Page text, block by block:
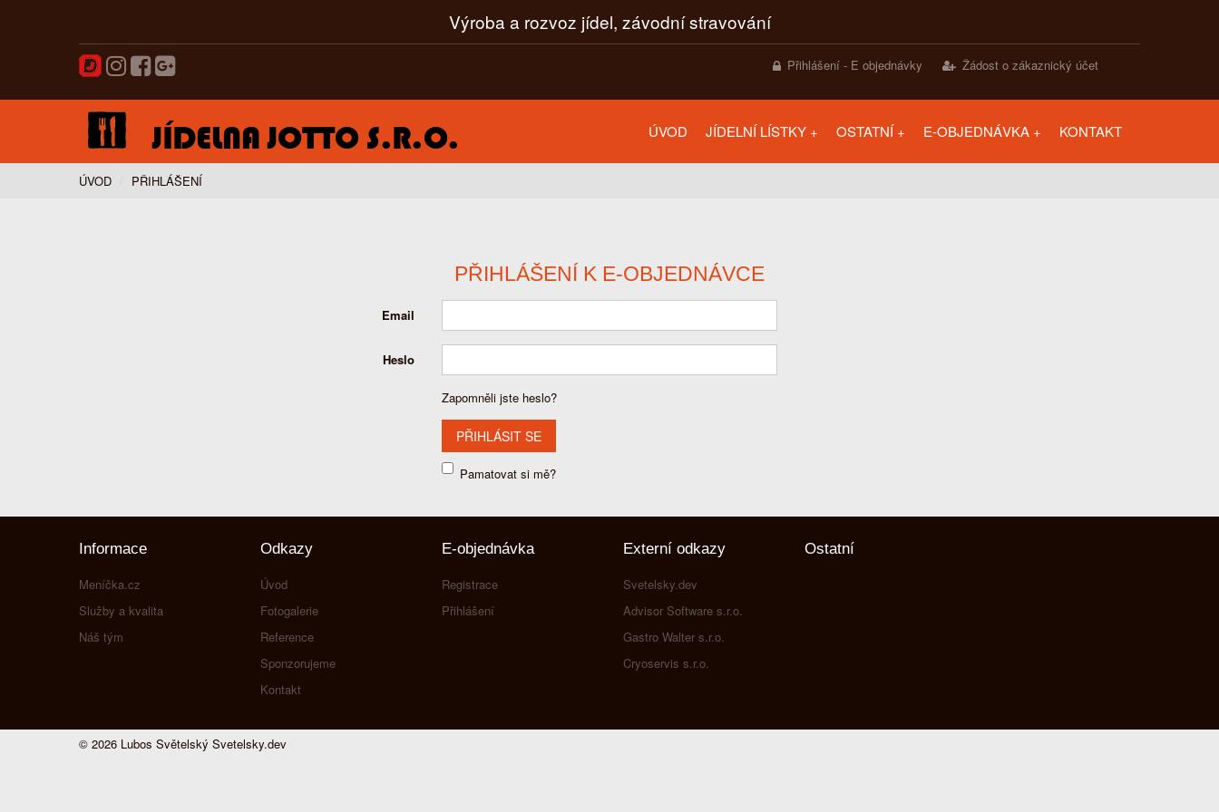
Výroba a rozvoz jídel, závodní stravování
Přihlášení - E objednávky Žádost o zákaznický účet
ÚVOD JÍDELNÍ LÍSTKY OSTATNÍ E-OBJEDNÁVKA KONTAKT
ÚVOD PŘIHLÁŠENÍ
PŘIHLÁŠENÍ K E-OBJEDNÁVCE
Email
Heslo
Zapomněli jste heslo?
Pamatovat si mě?
Informace
Meníčka.cz
Služby a kvalita
Náš tým
Odkazy
Úvod
Fotogalerie
Reference
Sponzorujeme
Kontakt
E-objednávka
Registrace
Přihlášení
Externí odkazy
Svetelsky.dev
Advisor Software s.r.o.
Gastro Walter s.r.o.
Cryoservis s.r.o.
Ostatní
© 2026 Lubos Světelský Svetelsky.dev